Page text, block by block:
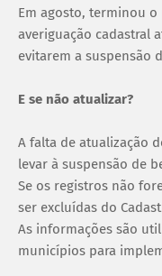
Em agosto, terminou o
averiguação cadastral
evitarem a suspensão
E se não atualizar?
A falta de atualização
levar à suspensão de
Se os registros não
ser excluídas do
As informações são
municípios para